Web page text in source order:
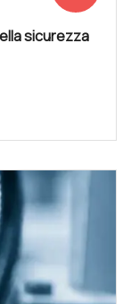
sicurezza